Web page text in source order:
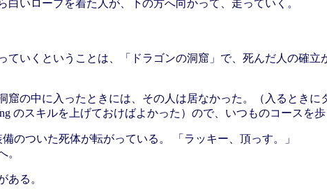
いローブを着た人が、下の方へ向かって、走っていく。
いくということは、「ドラゴンの洞窟」で、死んだ人の確立
の中に入ったときには、その人は居なかった。（入るときに
のスキルを上げておけばよかった）ので、いつものコースを歩
のついた死体が転がっている。 「ラッキー、頂っす。」
。
ある。